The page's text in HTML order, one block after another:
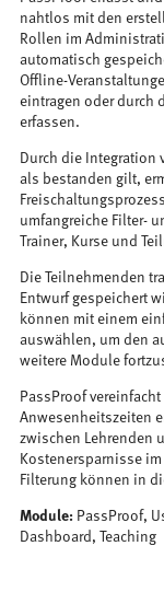
nahtlos mit den
Rollen im
automatisch
Offline-
eintragen oder durch
erfassen.
Durch die Integration
als bestanden gilt,
umfangreiche Filter-
Trainer, Kurse und
Die Teilnehmenden
Entwurf gespeichert
können mit einem
auswählen, um den
weitere Module
PassProof
Anwesenheitszeiten
zwischen Lehrenden
Kostenersparnisse
Filterung können in
Module: PassProof,
Dashboard, Teaching